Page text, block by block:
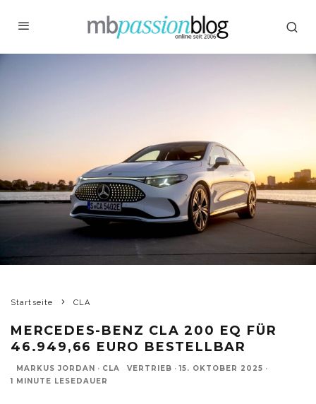
Startseite CLA
MERCEDES-BENZ CLA 200 EQ FÜR
46.949,66 EURO BESTELLBAR
MARKUS JORDAN · CLA VERTRIEB · 15. OKTOBER 2025 ·
1 MINUTE LESEDAUER